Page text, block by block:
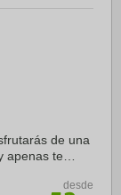
de una
apenas te
desde